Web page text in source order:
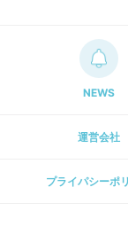
NEWS
運営会社
プライパシーポ